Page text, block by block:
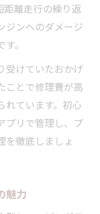
距離走行の繰り返
ジンへのダメージ
。
受けていたおかげ
ことで修理費が高
れています。初心
プリで管理し、プ
を徹底しましょ
魅力